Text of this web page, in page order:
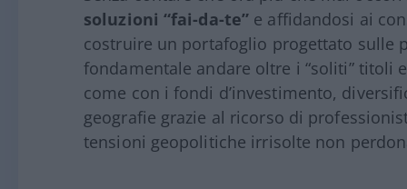
soluzioni “fai-da-te” e affidandosi ai
costruire un portafoglio progettato sulle
fondamentale andare oltre i “soliti” titoli
come con i fondi d’investimento,
geografie grazie al ricorso di
tensioni geopolitiche irrisolte non